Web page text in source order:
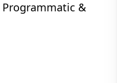
Programmatic &